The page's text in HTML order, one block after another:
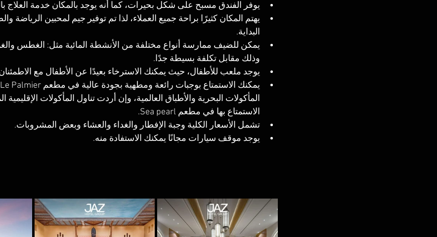
يوفر الفندق مسبح على شكل بحيرات، كما أنه يوجد بالمكان خدمة العلاج
يهتم المكان كثيرًا براحة جميع العملاء، لذا تم توفير جيم لمحبين الرياضة
البداية.
يمكن للضيف ممارسة أنواع مختلفة من الأنشطة المائية مثل: الغطس
وذلك مقابل تكلفة بسيطة جدًا.
يوجد ملعب للأطفال، حيث يمكنك الاسترخاء بعيدًا عن الأطفال مع الاطمئنان
المأكولات البحرية والأطباق العالمية، وإن أردت تناول المأكولات
الاستمتاع بها في مطعم Sea pearl.
تشمل الأسعار الكلية وجبة الإفطار والغداء والعشاء وبعض المشروبات.
يوجد موقف سيارات مجانًا يمكنك الاستفادة منه.